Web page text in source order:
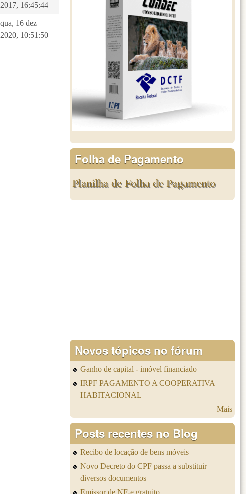
2017, 16:45:44
qua, 16 dez
2020, 10:51:50
Folha de Pagamento
Planilha de Folha de Pagamento
Novos tópicos no fórum
Ganho de capital - imóvel financiado
IRPF PAGAMENTO A COOPERATIVA
HABITACIONAL
Mais
Posts recentes no Blog
Recibo de locação de bens móveis
Novo Decreto do CPF passa a substituir
diversos documentos
Emissor de NF-e gratuito